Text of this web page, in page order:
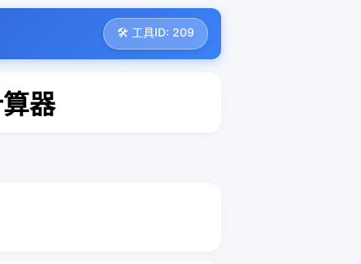
🛠️ 工具ID: 209
器